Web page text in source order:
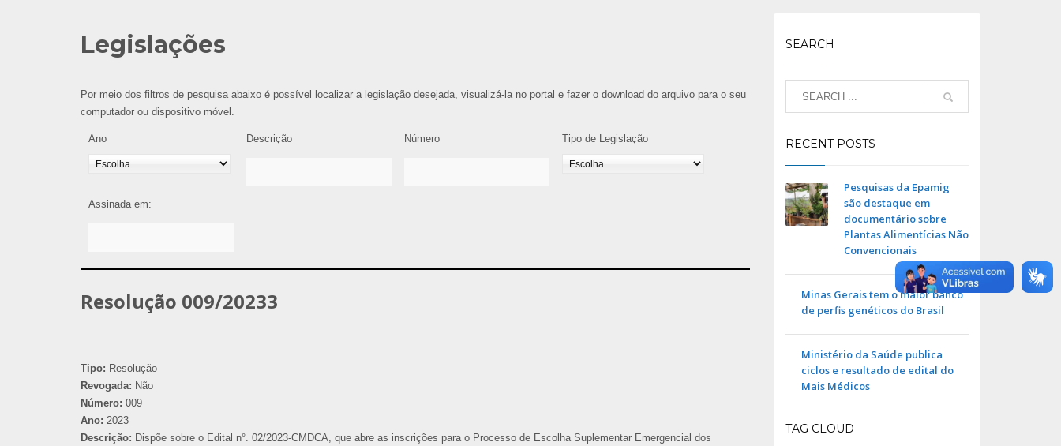
Legislações
Por meio dos filtros de pesquisa abaixo é possível localizar a legislação desejada, visualizá-la no portal e fazer o download do arquivo para o seu
computador ou dispositivo móvel.
Ano Descrição Número Tipo de Legislação
Assinada em:
Resolução 009/20233
Tipo: Resolução
Revogada: Não
Número: 009
Ano: 2023
Descrição: Dispõe sobre o Edital n°. 02/2023-CMDCA, que abre as inscrições para o Processo de Escolha Suplementar Emergencial dos
SEARCH
RECENT POSTS
Pesquisas da Epamig
são destaque em
documentário sobre
Plantas Alimentícias Não
Convencionais
Minas Gerais tem o maior banco
de perfis genéticos do Brasil
Ministério da Saúde publica
ciclos e resultado de edital do
Mais Médicos
TAG CLOUD